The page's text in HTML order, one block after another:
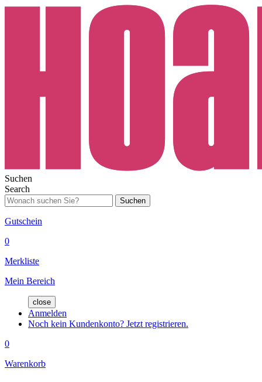
Suchen
Search
Suchen
Gutschein
0
Merkliste
Mein Bereich
close
Anmelden
Noch kein Kundenkonto? Jetzt registrieren.
0
Warenkorb